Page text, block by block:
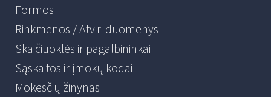
Formos
Rinkmenos / Atviri duomenys
Skaičiuoklės ir pagalbininkai
Sąskaitos ir įmokų kodai
Mokesčių žinynas